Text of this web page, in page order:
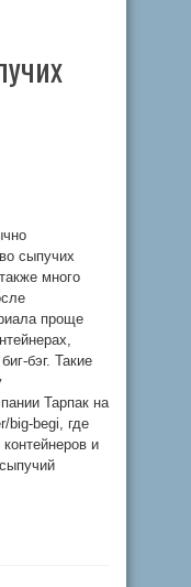
сыпучих
много
проще
бэг. Такие
Тарпак на
big-begi, где
и